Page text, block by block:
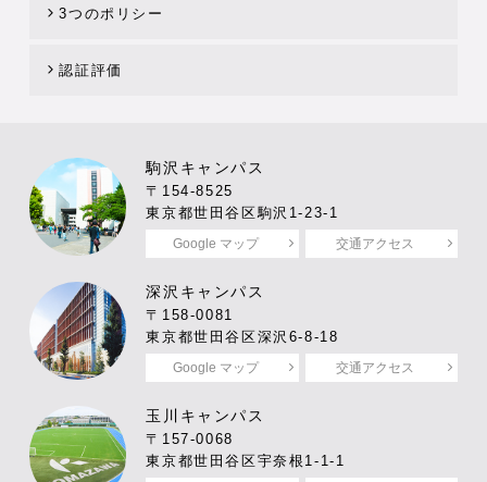
3つのポリシー
認証評価
駒沢キャンパス
〒154-8525
東京都世田谷区駒沢1-23-1
Google マップ 交通アクセス
深沢キャンパス
〒158-0081
東京都世田谷区深沢6-8-18
Google マップ 交通アクセス
玉川キャンパス
〒157-0068
東京都世田谷区宇奈根1-1-1